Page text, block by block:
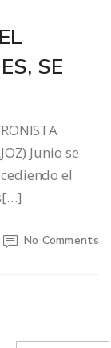
SE
Junio se
el
No Comments